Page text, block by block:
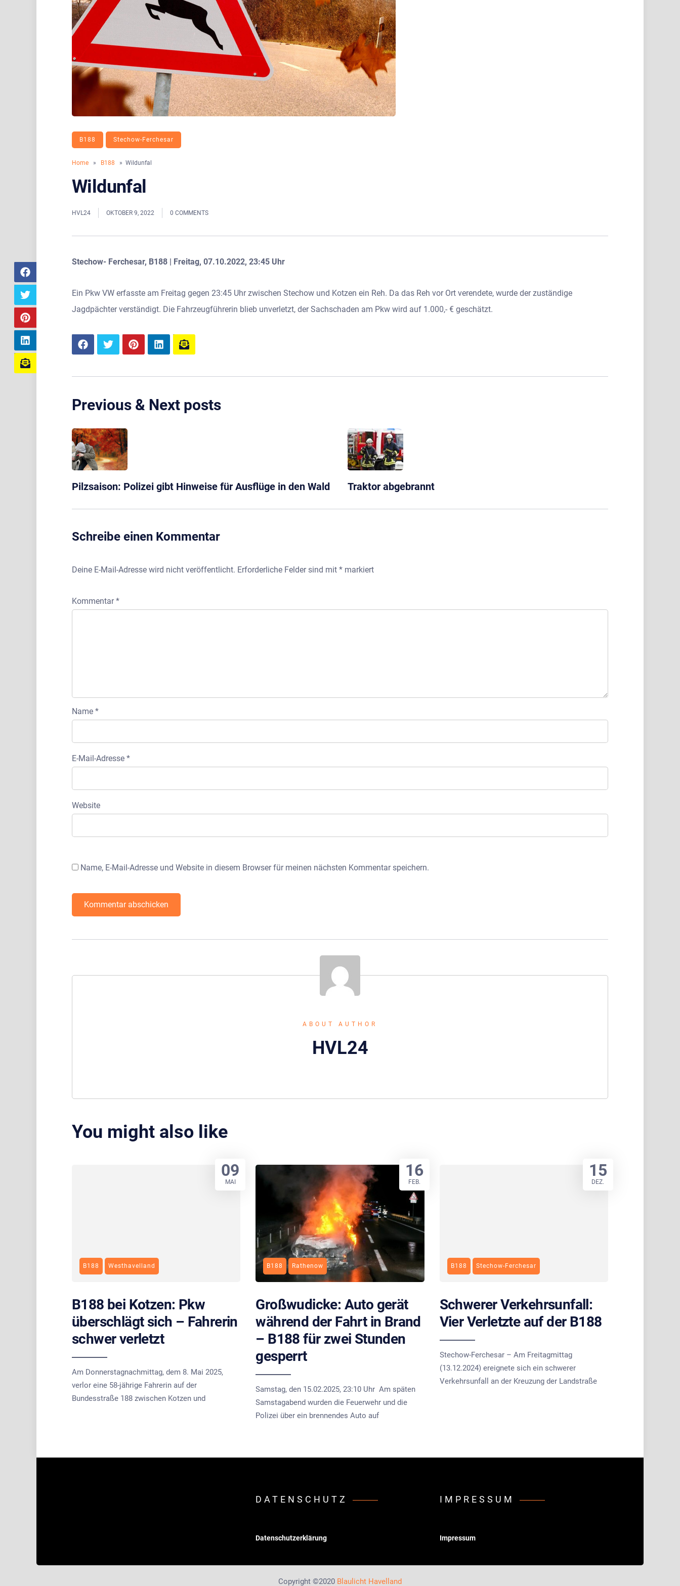
B188 Stechow-Ferchesar
Home » B188 » Wildunfal
Wildunfal
HVL24 OKTOBER 9, 2022 0 COMMENTS
Stechow- Ferchesar, B188 | Freitag, 07.10.2022, 23:45 Uhr
Ein Pkw VW erfasste am Freitag gegen 23:45 Uhr zwischen Stechow und Kotzen ein Reh. Da das Reh vor Ort verendete, wurde der zuständige
Jagdpächter verständigt. Die Fahrzeugführerin blieb unverletzt, der Sachschaden am Pkw wird auf 1.000,- € geschätzt.
Previous & Next posts
Pilzsaison: Polizei gibt Hinweise für Ausflüge in den Wald Traktor abgebrannt
Schreibe einen Kommentar
Deine E-Mail-Adresse wird nicht veröffentlicht. Erforderliche Felder sind mit * markiert
Kommentar*
Name *
E-Mail-Adresse *
Website
Name, E-Mail-Adresse und Website in diesem Browser für meinen nächsten Kommentar speichern.
ABOUT AUTHOR
HVL24
You might also like
B188 Westhavelland
B188 bei Kotzen: Pkw
überschlägt sich – Fahrerin
schwer verletzt
Am Donnerstagnachmittag, dem 8. Mai 2025,
verlor eine 58-jährige Fahrerin auf der
Bundesstraße 188 zwischen Kotzen und
09
MAI
B188 Rathenow
Großwudicke: Auto gerät
während der Fahrt in Brand
– B188 für zwei Stunden
gesperrt
Samstag, den 15.02.2025, 23:10 Uhr Am späten
Samstagabend wurden die Feuerwehr und die
Polizei über ein brennendes Auto auf
16
FEB.
B188 Stechow-Ferchesar
Schwerer Verkehrsunfall:
Vier Verletzte auf der B188
Stechow-Ferchesar – Am Freitagmittag
(13.12.2024) ereignete sich ein schwerer
Verkehrsunfall an der Kreuzung der Landstraße
15
DEZ.
DATENSCHUTZ
Datenschutzerklärung
IMPRESSUM
Impressum
Copyright ©2020 Blaulicht Havelland